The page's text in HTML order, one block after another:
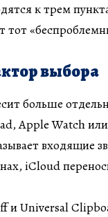
к трем
тот
выбора
больше
Apple Watch
входящие
iCloud
и Universal